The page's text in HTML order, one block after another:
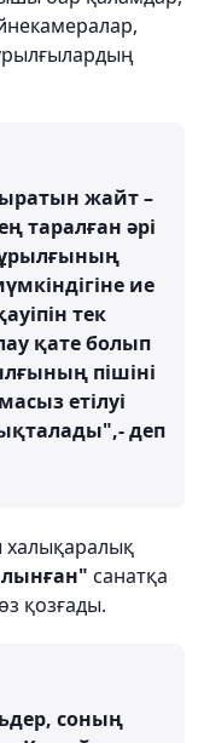
жайт –
таралған әрі
ие
тек
қате болып
пішіні
етілуі
деп
халықаралық
санатқа
қозғады.
соның